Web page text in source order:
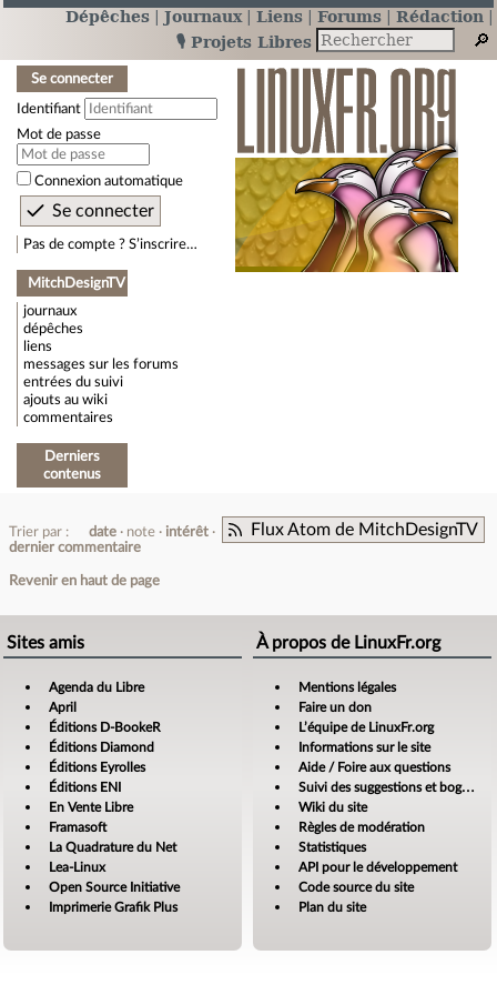
Dépêches Journaux Liens Forums
Rédaction
🎙️ Projets Libres
Se connecter
Identifiant
Mot de passe
Connexion automatique
Pas de compte ? S’inscrire…
MitchDesignTV
journaux
dépêches
liens
messages sur les forums
entrées du suivi
ajouts au wiki
commentaires
Derniers
contenus
Flux Atom de MitchDesignTV
Trier par : date note
intérêt
dernier commentaire
Revenir en haut de page
Sites amis
Agenda du Libre
April
Éditions D-BookeR
Éditions Diamond
Éditions Eyrolles
Éditions ENI
En Vente Libre
Framasoft
La Quadrature du Net
Lea-Linux
Open Source Initiative
Imprimerie Grafik Plus
À propos de LinuxFr.org
Mentions légales
Faire un don
L’équipe de LinuxFr.org
Informations sur le site
Aide / Foire aux questions
Suivi des suggestions et bogues
Wiki du site
Règles de modération
Statistiques
API pour le développement
Code source du site
Plan du site